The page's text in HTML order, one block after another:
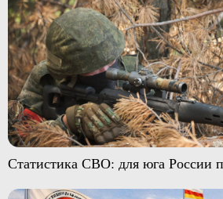
Статистика СВО: для юга России